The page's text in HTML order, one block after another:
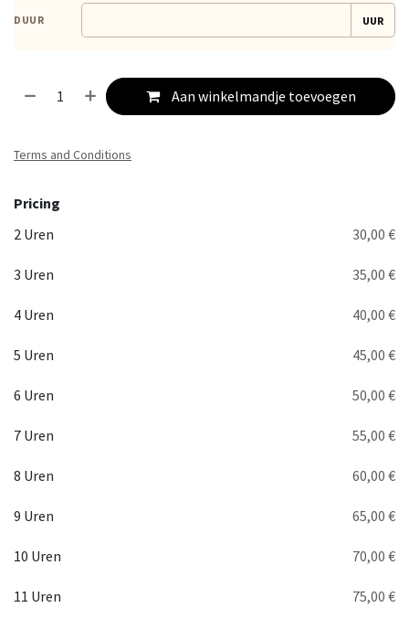
DUUR UUR
Aan winkelmandje toevoegen
Terms and Conditions
Pricing
2 Uren
30,00 €
3 Uren 35,00 €
4 Uren 40,00 €
5 Uren 45,00 €
6 Uren 50,00 €
7 Uren 55,00 €
8 Uren 60,00 €
9 Uren 65,00 €
10 Uren 70,00 €
11 Uren 75,00 €